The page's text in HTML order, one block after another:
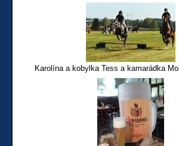
Karolína a kobylka Tess a kamarádka